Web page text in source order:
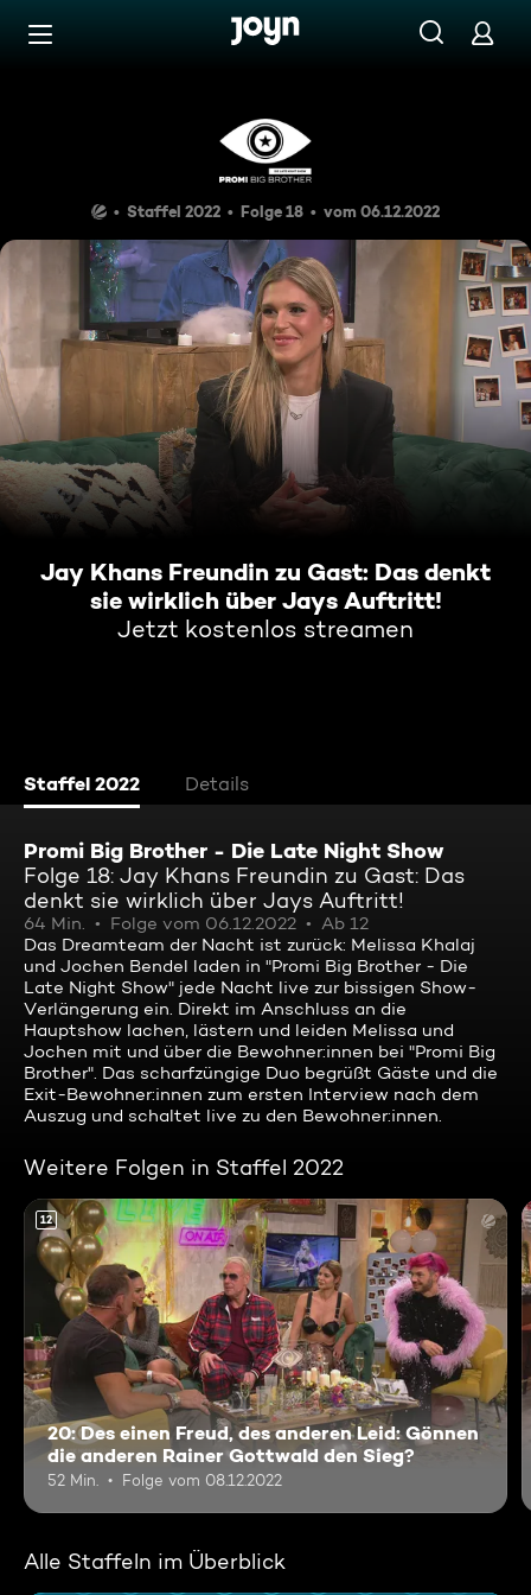
Zum Inhalt springen
Jay Khans Freundin zu
Staffel 2022 Folge 18 vom 06.12.2022
Jay Khans Freundin zu Gast: Das denkt
sie wirklich über Jays Auftritt!
Jetzt kostenlos streamen
Staffel 2022 Details
Promi Big Brother - Die Late Night Show
Folge 18: Jay Khans Freundin zu Gast: Das
denkt sie wirklich über Jays Auftritt!
64 Min. Folge vom 06.12.2022
Ab 12
Das Dreamteam der Nacht ist zurück: Melissa Khalaj
und Jochen Bendel laden in "Promi Big Brother - Die
Late Night Show" jede Nacht live zur bissigen Show-
Verlängerung ein. Direkt im Anschluss an die
Hauptshow lachen, lästern und leiden Melissa und
Jochen mit und über die Bewohner:innen bei "Promi Big
Brother". Das scharfzüngige Duo begrüßt Gäste und die
Exit-Bewohner:innen zum ersten Interview nach dem
Auszug und schaltet live zu den Bewohner:innen.
Weitere Folgen in Staffel 2022
12
20: Des einen Freud, des anderen Leid: Gönnen
die anderen Rainer Gottwald den Sieg?
52 Min. Folge vom 08.12.2022
Alle Staffeln im Überblick